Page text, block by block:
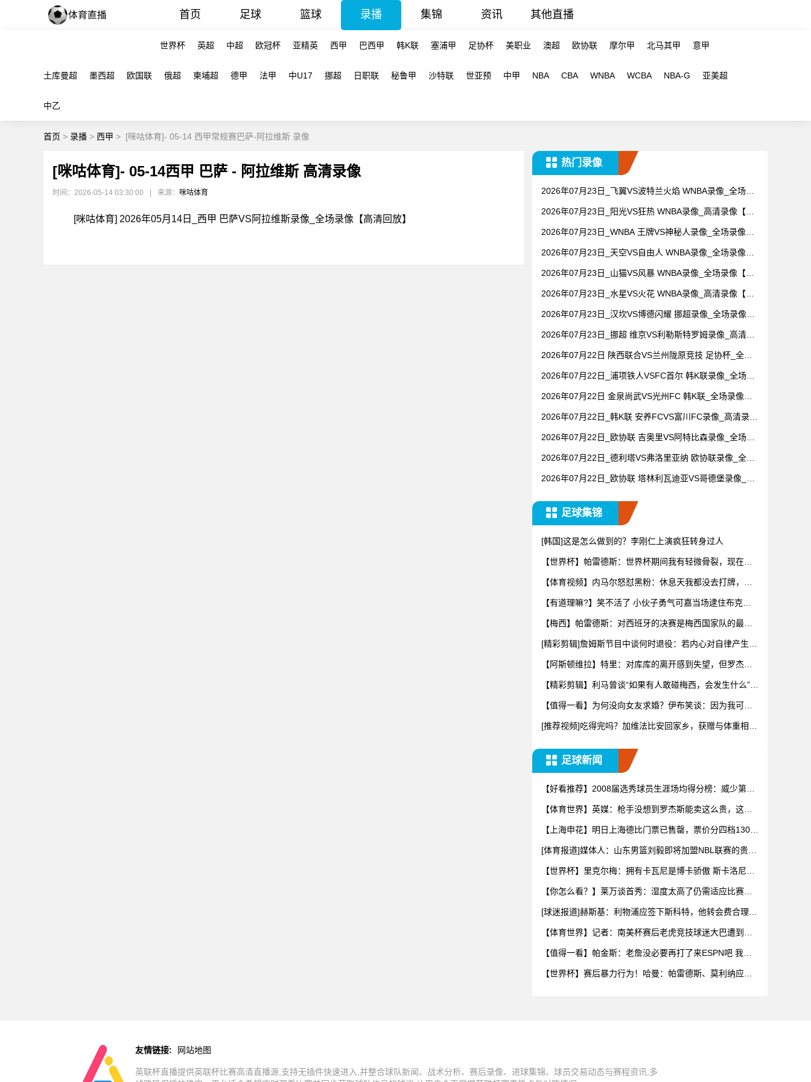
首页 足球 篮球 录播 集锦 资讯 其他直播
世界杯 英超 中超 欧冠杯 亚精英 西甲 巴西甲 韩K联 塞浦甲 足协杯 美职业 澳超 欧协联 摩尔甲 北马其甲 意甲
土库曼超 墨西超 欧国联 俄超 柬埔超 德甲 法甲 中U17 挪超 日职联 秘鲁甲 沙特联 世亚预 中甲 NBA CBA WNBA WCBA NBA-G 亚美超
中乙
首页 > 录播 > 西甲 > [咪咕体育]- 05-14 西甲常规赛巴萨-阿拉维斯 录像
[咪咕体育]- 05-14西甲 巴萨 - 阿拉维斯 高清录像
时间：2026-05-14 03:30:00 来源： 咪咕体育
[咪咕体育] 2026年05月14日_西甲 巴萨VS阿拉维斯录像_全场录像【高清回放】
热门录像
2026年07月23日_飞翼VS波特兰火焰 WNBA录像_全场录
2026年07月23日_阳光VS狂热 WNBA录像_高清录像【全
2026年07月23日_WNBA 王牌VS神秘人录像_全场录像
2026年07月23日_天空VS自由人 WNBA录像_全场录像
2026年07月23日_山猫VS风暴 WNBA录像_全场录像【高
2026年07月23日_水星VS火花 WNBA录像_高清录像【全
2026年07月23日_汉坎VS博德闪耀 挪超录像_全场录像
2026年07月23日_挪超 维京VS利勒斯特罗姆录像_高清录
2026年07月22日 陕西联合VS兰州陇原竞技 足协杯_全场
2026年07月22日_浦项铁人VSFC首尔 韩K联录像_全场录
2026年07月22日 金泉尚武VS光州FC 韩K联_全场录像
2026年07月22日_韩K联 安养FCVS富川FC录像_高清录像
2026年07月22日_欧协联 吉奥里VS阿特比森录像_全场录
2026年07月22日_德利塔VS弗洛里亚纳 欧协联录像_全场
2026年07月22日_欧协联 塔林利瓦迪亚VS哥德堡录像_全
足球集锦
[韩国]这是怎么做到的？李刚仁上演疯狂转身过人
【世界杯】帕雷德斯：世界杯期间我有轻微骨裂，现在好
【体育视频】内马尔怒怼黑粉：休息天我都没去打牌，别
【有道理嘛?】笑不活了 小伙子勇气可嘉当场逮住布克开
【梅西】帕雷德斯：对西班牙的决赛是梅西国家队的最后
[精彩剪辑]詹姆斯节目中谈何时退役：若内心对自律产生抗
【阿斯顿维拉】特里：对库库的离开感到失望，但罗杰斯
【精彩剪辑】利马曾谈“如果有人敢碰梅西，会发生什么”：
【值得一看】为何没向女友求婚？伊布笑谈：因为我可不
[推荐视频]吃得完吗？加维法比安回家乡，获赠与体重相等
足球新闻
【好看推荐】2008届选秀球员生涯场均得分榜：威少第一
【体育世界】英媒：枪手没想到罗杰斯能卖这么贵，这似
【上海申花】明日上海德比门票已售罄，票价分四档130
[体育报道]媒体人：山东男篮刘毅即将加盟NBL联赛的贵州
【世界杯】里克尔梅：拥有卡瓦尼是博卡骄傲 斯卡洛尼是
【你怎么看？】莱万谈首秀：湿度太高了仍需适应比赛环
[球迷报道]赫斯基：利物浦应签下斯科特，他转会费合理且
【体育世界】记者：南美杯赛后老虎竞技球迷大巴遭到枪
【值得一看】帕金斯：老詹没必要再打了来ESPN吧 我们
【世界杯】赛后暴力行为！哈曼：帕雷德斯、莫利纳应被
友情链接: 网站地图
英联杯直播提供英联杯比赛高清直播源,支持无插件快速进入,并整合球队新闻、战术分析、赛后录像、进球集锦、球员交易动态与赛程资讯,多